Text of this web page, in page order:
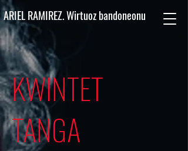
ARIEL RAMIREZ. Wirtuoz bandoneonu
KWINTET
TANGA